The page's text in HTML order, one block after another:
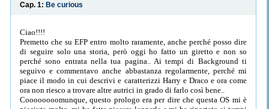
Cap. 1: Be curious
Ciao!!!!
Premetto che su EFP entro molto raramente, anche perché posso dire
di seguire solo una storia, però oggi ho fatto un giretto e non so
perché sono entrata nella tua pagina.. Ai tempi di Background ti
seguivo e commentavo anche abbastanza regolarmente, perché mi
piace il modo in cui descrivi e caratterizzi Harry e Draco e ora come
ora non riesco a trovare altre autrici in grado di farlo così bene..
Coooooooomunque, questo prologo era per dire che questa OS mi è